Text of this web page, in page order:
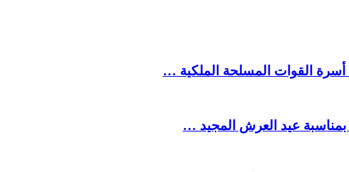
القوات المسلحة الملكية …
عيد العرش المجيد …